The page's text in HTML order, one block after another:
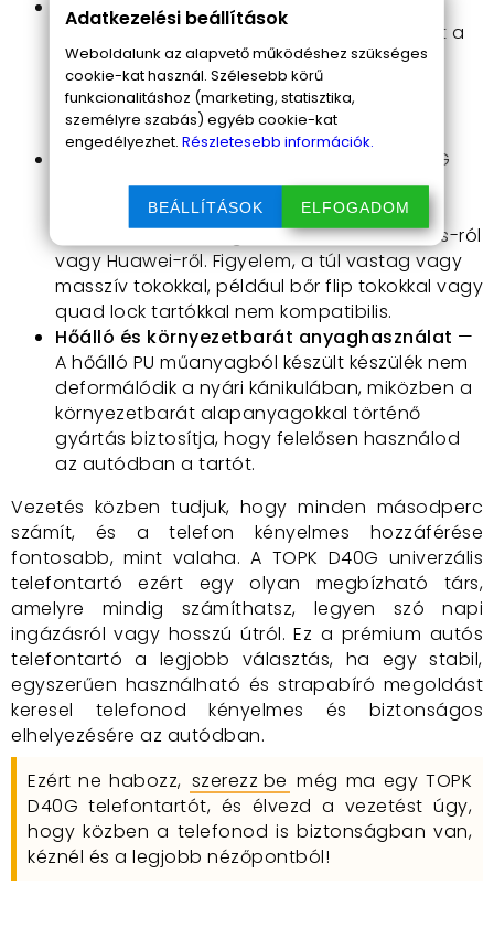
Minden oldalról védett telefon
puha szilikonbetétei megóvják a készüléket a
karcolásoktól és ütődésektől, miközben
megakadályozzák a csúszkálást, így a
telefonod biztonságban van, bármilyen
autóút vár is rád.
— A TOPK D40G
alkalmas minden, 4.0 és 6.7 hüvelyk közötti
okostelefon használatához, legyen szó
iPhone-ról, Samsungról, Xiaomi-ról, OnePlus-ról
vagy Huawei-ről. Figyelem, a túl vastag vagy
masszív tokokkal, például bőr flip tokokkal vagy
quad lock tartókkal nem kompatibilis.
Hőálló és környezetbarát anyaghasználat —
A hőálló PU műanyagból készült készülék nem
deformálódik a nyári kánikulában, miközben a
környezetbarát alapanyagokkal történő
gyártás biztosítja, hogy felelősen használod
az autódban a tartót.
Vezetés közben tudjuk, hogy minden másodperc
számít, és a telefon kényelmes hozzáférése
fontosabb, mint valaha. A TOPK D40G univerzális
telefontartó ezért egy olyan megbízható társ,
amelyre mindig számíthatsz, legyen szó napi
ingázásról vagy hosszú útról. Ez a prémium autós
telefontartó a legjobb választás, ha egy stabil,
egyszerűen használható és strapabíró megoldást
keresel telefonod kényelmes és biztonságos
elhelyezésére az autódban.
Ezért ne habozz, szerezz be még ma egy TOPK
D40G telefontartót, és élvezd a vezetést úgy,
hogy közben a telefonod is biztonságban van,
kéznél és a legjobb nézőpontból!
Adatkezelési beállítások
Weboldalunk az alapvető működéshez szükséges
cookie-kat használ. Szélesebb körű
funkcionalitáshoz (marketing, statisztika,
személyre szabás) egyéb cookie-kat
engedélyezhet. Részletesebb információk.
BEÁLLÍTÁSOK ELFOGADOM